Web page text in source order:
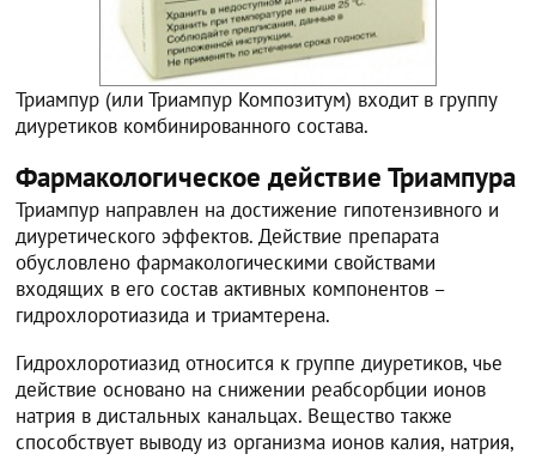
Триампур (или Триампур Композитум) входит в группу
диуретиков комбинированного состава.
Фармакологическое действие Триампура
Триампур направлен на достижение гипотензивного и
диуретического эффектов. Действие препарата
обусловлено фармакологическими свойствами
входящих в его состав активных компонентов –
гидрохлоротиазида и триамтерена.
Гидрохлоротиазид относится к группе диуретиков, чье
действие основано на снижении реабсорбции ионов
натрия в дистальных канальцах. Вещество также
способствует выводу из организма ионов калия, натрия,